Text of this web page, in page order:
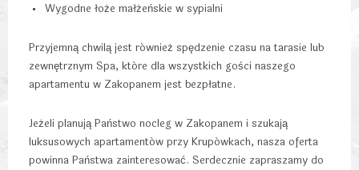
Wygodne łoże małżeńskie w sypialni
Przyjemną chwilą jest również spędzenie czasu na tarasie lub
zewnętrznym Spa, które dla wszystkich gości naszego
apartamentu w Zakopanem jest bezpłatne.
Jeżeli planują Państwo nocleg w Zakopanem i szukają
luksusowych apartamentów przy Krupówkach, nasza oferta
powinna Państwa zainteresować. Serdecznie zapraszamy do